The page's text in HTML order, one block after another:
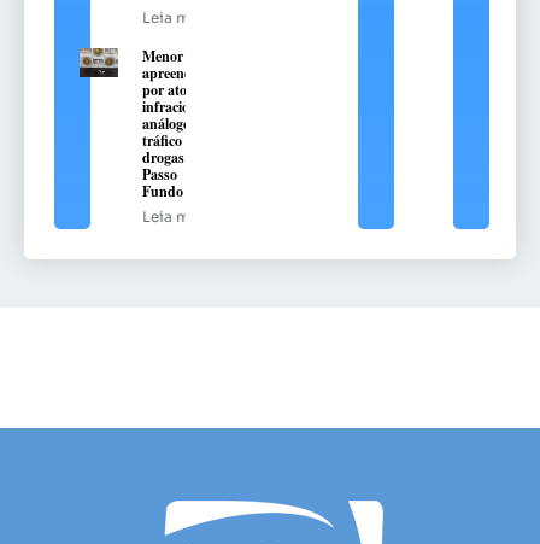
Leia mais
Menor é
apreendido
por ato
infracional
análogo ao
tráfico de
drogas em
Passo
Fundo
Leia mais